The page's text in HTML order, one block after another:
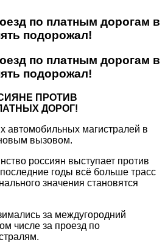
по платным дорогам в
подорожал!
по платным дорогам в
подорожал!
ПРОТИВ
ДОРОГ!
автомобильных магистралей в
вызовом.
россиян выступает против
годы всё больше трасс
значения становятся
за междугородний
числе за проезд по